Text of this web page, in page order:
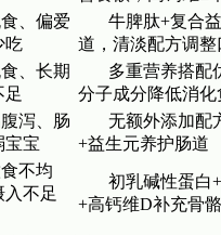
、偏爱
吃
牛脾肽+复合
道，清淡配方调整
、长期
足
多重营养搭配
分子成分降低消化
泻、肠
宝宝
无额外添加配
+益生元养护肠道
不均
入不足
初乳碱性蛋白
+高钙维D补充骨